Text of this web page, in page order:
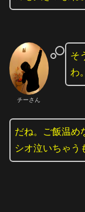
チーさん
そ
わ
だね。ご飯温め
シオ泣いちゃう